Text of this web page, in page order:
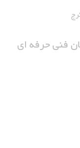
فنی حرفه ای